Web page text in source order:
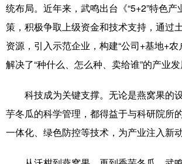
统布局。近年来，武鸣出台《“5+2”特色
策，积极争取上级资金和技术支持，通过
资源，引入示范企业，构建“公司+基地+农
解决了“种什么、怎么种、卖给谁”的产业发
科技成为关键支撑。无论是燕窝果的
芋冬瓜的科学管理，都得益于与科研院所
一体化、绿色防控等技术，为产业注入新动